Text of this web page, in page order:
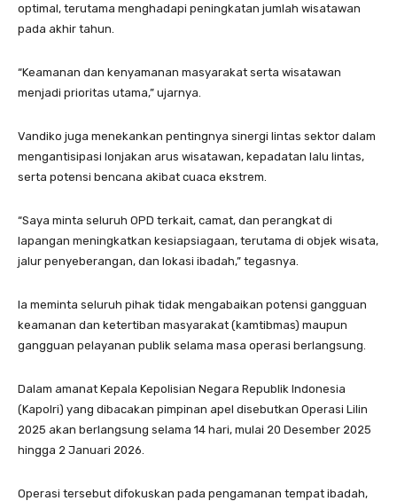
optimal, terutama menghadapi peningkatan jumlah wisatawan
pada akhir tahun.
“Keamanan dan kenyamanan masyarakat serta wisatawan
menjadi prioritas utama,” ujarnya.
Vandiko juga menekankan pentingnya sinergi lintas sektor dalam
mengantisipasi lonjakan arus wisatawan, kepadatan lalu lintas,
serta potensi bencana akibat cuaca ekstrem.
“Saya minta seluruh OPD terkait, camat, dan perangkat di
lapangan meningkatkan kesiapsiagaan, terutama di objek wisata,
jalur penyeberangan, dan lokasi ibadah,” tegasnya.
Ia meminta seluruh pihak tidak mengabaikan potensi gangguan
keamanan dan ketertiban masyarakat (kamtibmas) maupun
gangguan pelayanan publik selama masa operasi berlangsung.
Dalam amanat Kepala Kepolisian Negara Republik Indonesia
(Kapolri) yang dibacakan pimpinan apel disebutkan Operasi Lilin
2025 akan berlangsung selama 14 hari, mulai 20 Desember 2025
hingga 2 Januari 2026.
Operasi tersebut difokuskan pada pengamanan tempat ibadah,